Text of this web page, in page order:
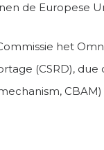
de Europese
het
(CSRD),